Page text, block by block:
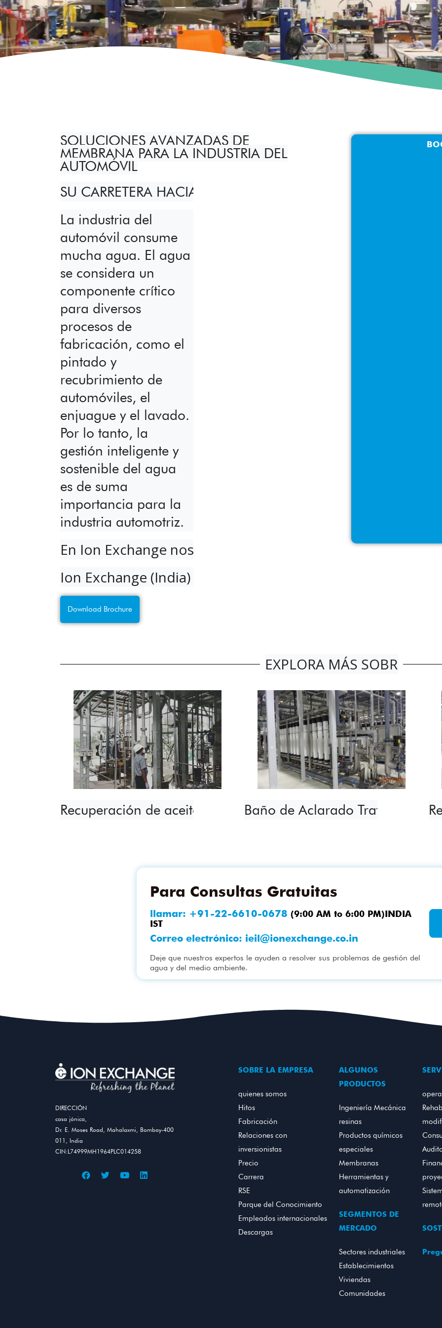
SOLUCIONES AVANZADAS DE
MEMBRANA PARA LA INDUSTRIA DEL
AUTOMÓVIL
SU CARRETERA HACIA LA GESTIÓN TOTAL DEL AGUA
La industria del
automóvil consume
mucha agua. El agua
se considera un
componente crítico
para diversos
procesos de
fabricación, como el
pintado y
recubrimiento de
automóviles, el
enjuague y el lavado.
Por lo tanto, la
gestión inteligente y
sostenible del agua
es de suma
importancia para la
industria automotriz.
En Ion Exchange nos hacemos cargo de las
Ion Exchange (India) Ltd es líder en gestión total del
Download Brochure
EXPLORA MÁS SOBRE
Recuperación de aceite refrigerante →Baño de Aclarado Tratamiento
Para Consultas Gratuitas
llamar: +91-22-6610-0678 (9:00 AM to 6:00 PM)INDIA
IST
Correo electrónico: ieil@ionexchange.co.in
Deje que nuestros expertos le ayuden a resolver sus problemas de gestión del
agua y del medio ambiente.
DIRECCIÓN
casa jónica,
Dr. E. Moses Road, Mahalaxmi, Bombay-400
011, India
CIN:L74999MH1964PLC014258
SOBRE LA EMPRESA
quienes somos
Hitos
Fabricación
Relaciones con
inversionistas
Precio
Carrera
RSE
Parque del Conocimiento
Empleados internacionales
Descargas
ALGUNOS
PRODUCTOS
Ingeniería Mecánica
resinas
Productos químicos
especiales
Membranas
Herramientas y
automatización
SEGMENTOS DE
MERCADO
Sectores industriales
Establecimientos
Viviendas
Comunidades